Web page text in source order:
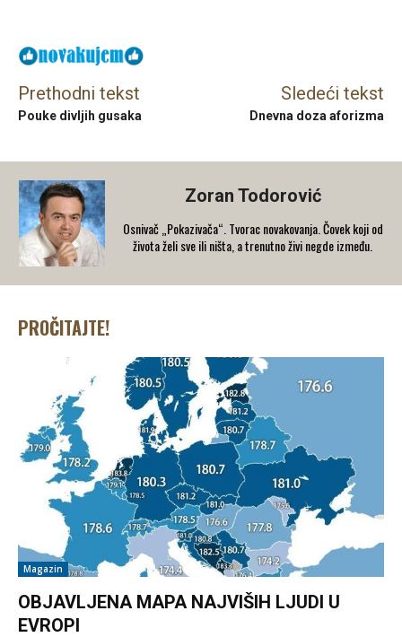
Prethodni tekst
Pouke divljih gusaka
Sledeći tekst
Dnevna doza aforizma
Zoran Todorović
Osnivač „Pokazivača“. Tvorac novakovanja. Čovek koji od
života želi sve ili ništa, a trenutno živi negde između.
PROČITAJTE!
Magazin
OBJAVLJENA MAPA NAJVIŠIH LJUDI U
EVROPI